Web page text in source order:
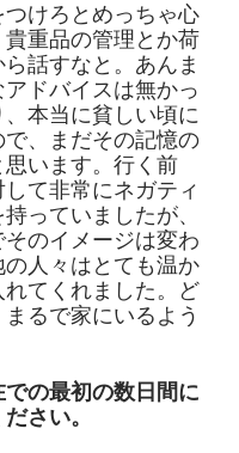
けろとめっちゃ心
重品の管理とか荷
話すなと。あんま
ドバイスは無かっ
本当に貧しい頃に
、まだその記憶の
思います。行く前
て非常にネガティ
っていましたが、
のイメージは変わ
の人々はとても温か
れてくれました。ど
るで家にいるよう
の最初の数日間に
さい。